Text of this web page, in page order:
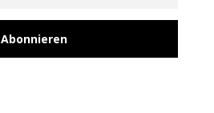
Abonnieren